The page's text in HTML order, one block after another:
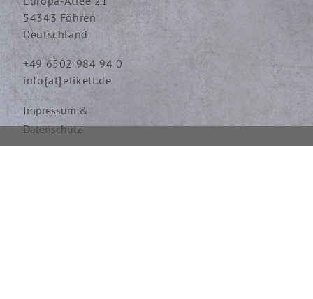
54343 Föhren
Deutschland
+49 6502 984 94 0
info{at}etikett.de
Impressum &
Datenschutz